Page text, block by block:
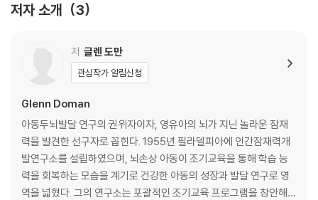
어린아이의 학습 능력은 어른의 선입견을 초월한다
수학이 뇌 성장에 영향을 미치는 5가지 이유
영유아는 어떻게 직관적으로 수학을 배우는가?
3장. 아이에게 수학을 가르치는 5가지 방법
아이와 수학 수업을 시작하기 위한 워밍업
수학에 눈을 뜨기 위한 1단계: 수량 인식하기
수를 만드는 규칙을 깨우치는 2단계: 등식
배움과 성취의 기쁨을 주는 3단계: 문제 해결
수량을 나타내는 기호를 배우는 4단계: 숫자
저자 소개 3
저 글렌 도만
관심작가 알림신청
Glenn Doman
아동두뇌발달 연구의 권위자이자, 영유아의 뇌가 지닌 놀라운 잠재
력을 발견한 선구자로 꼽힌다. 1955년 필라델피아에 인간잠재력개
발연구소를 설립하였으며, 뇌손상 아동이 조기교육을 통해 학습 능
력을 회복하는 모습을 계기로 건강한 아동의 성장과 발달 연구로 영
역을 넓혔다. 그의 연구소는 포괄적인 조기교육 프로그램을 창안해 1